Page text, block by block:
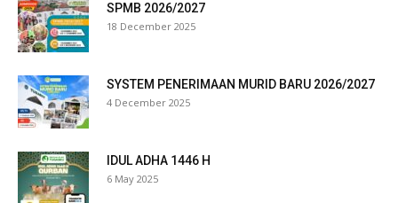
SPMB 2026/2027
18 December 2025
SYSTEM PENERIMAAN MURID BARU 2026/2027
4 December 2025
IDUL ADHA 1446 H
6 May 2025